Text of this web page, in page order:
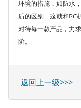
环境的措施，如防水
质的区别，这就和PC
对待每一款产品，力
阶。
返回上一级>>>